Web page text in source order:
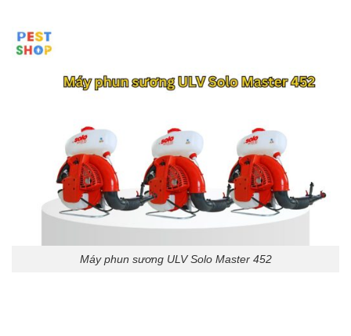
Máy phun sương ULV Solo Master 452